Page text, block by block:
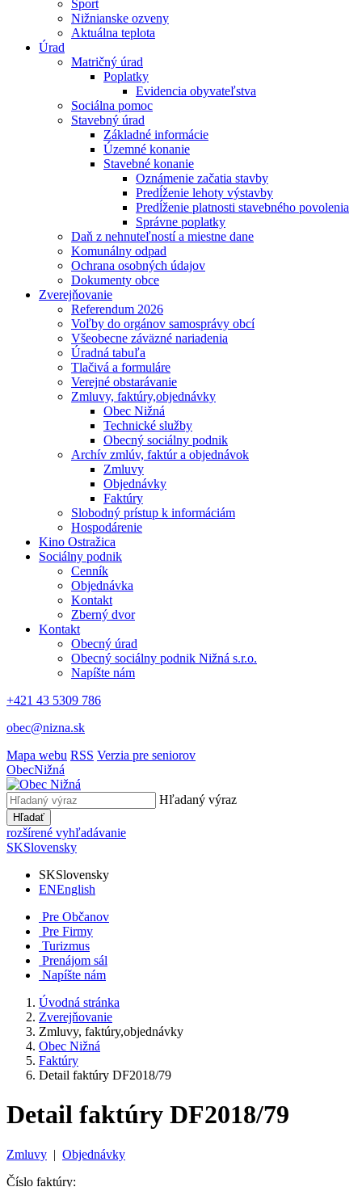
Šport
Nižnianske ozveny
Aktuálna teplota
Úrad
Matričný úrad
Poplatky
Evidencia obyvateľstva
Sociálna pomoc
Stavebný úrad
Základné informácie
Územné konanie
Stavebné konanie
Oznámenie začatia stavby
Predĺženie lehoty výstavby
Predĺženie platnosti stavebného povolenia
Správne poplatky
Daň z nehnuteľností a miestne dane
Komunálny odpad
Ochrana osobných údajov
Dokumenty obce
Zverejňovanie
Referendum 2026
Voľby do orgánov samosprávy obcí
Všeobecne záväzné nariadenia
Úradná tabuľa
Tlačivá a formuláre
Verejné obstarávanie
Zmluvy, faktúry,objednávky
Obec Nižná
Technické služby
Obecný sociálny podnik
Archív zmlúv, faktúr a objednávok
Zmluvy
Objednávky
Faktúry
Slobodný prístup k informáciám
Hospodárenie
Kino Ostražica
Sociálny podnik
Cenník
Objednávka
Kontakt
Zberný dvor
Kontakt
Obecný úrad
Obecný sociálny podnik Nižná s.r.o.
Napíšte nám
+421 43 5309 786
obec@nizna.sk
Mapa webu RSS Verzia pre seniorov
ObecNižná
Hľadaný výraz
Hľadať
rozšírené vyhľadávanie
SKSlovensky
SKSlovensky
ENEnglish
Pre Občanov
Pre Firmy
Turizmus
Prenájom sál
Napíšte nám
Úvodná stránka
Zverejňovanie
Zmluvy, faktúry,objednávky
Obec Nižná
Faktúry
Detail faktúry DF2018/79
Detail faktúry DF2018/79
Zmluvy | Objednávky
Číslo faktúry: